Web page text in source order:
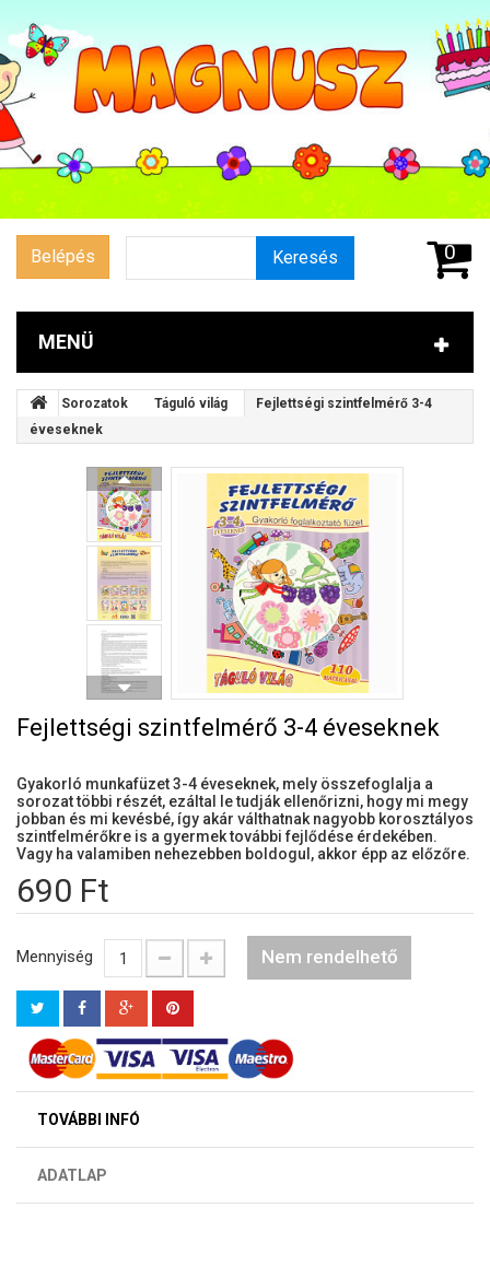
Belépés Keresés 0
MENÜ
Sorozatok Táguló világ
Fejlettségi szintfelmérő 3-4
éveseknek
Fejlettségi szintfelmérő 3-4 éveseknek
Gyakorló munkafüzet 3-4 éveseknek, mely összefoglalja a
sorozat többi részét, ezáltal le tudják ellenőrizni, hogy mi megy
jobban és mi kevésbé, így akár válthatnak nagyobb korosztályos
szintfelmérőkre is a gyermek további fejlődése érdekében.
Vagy ha valamiben nehezebben boldogul, akkor épp az előzőre.
690 Ft
Mennyiség Nem rendelhető
TOVÁBBI INFÓ
ADATLAP